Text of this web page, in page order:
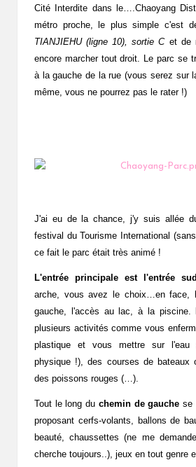
Cité Interdite dans le….Chaoyang
métro proche, le plus simple c'est
TIANJIEHU (ligne 10), sortie Cet de
encore marcher tout droit. Le parc se
à la gauche de la rue (vous serez sur
même, vous ne pourrez pas le rater !)
J'ai eu de la chance, j'y suis allée
festival du Tourisme International
ce fait le parc était très animé !
L'entrée principale est l'entrée
arche, vous avez le choix…en face,
gauche, l'accès au lac, à la piscine.
plusieurs activités comme vous
plastique et vous mettre sur l'eau
physique !), des courses de bateaux
des poissons rouges (…).
Tout le long du chemin de gauche se
proposant cerfs-volants, ballons de
beauté, chaussettes (ne me
cherche toujours..), jeux en tout genre